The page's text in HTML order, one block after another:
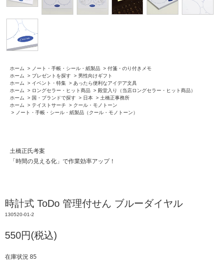
ホーム > ノート・手帳・シール・紙製品 > 付箋・のり付きメモ
ホーム
> プレゼントを探す > 男性向けギフト
ホーム
> イベント・特集 > あったら便利なアイデア文具
ホーム
> ロングセラー・ヒット商品 > 殿堂入り（当店ロングセラー・ヒット商品）
ホーム
> 国・ブランドで探す > 日本 > 土橋正事務所
ホーム
> テイストサーチ > クール・モノトーン
> ノート・手帳・シール・紙製品（クール・モノトーン）
土橋正氏考案
「時間の見える化」で作業効率アップ！
時計式 ToDo 管理付せん ブルーダイヤル
130520-01-2
550円(税込)
在庫状況 85